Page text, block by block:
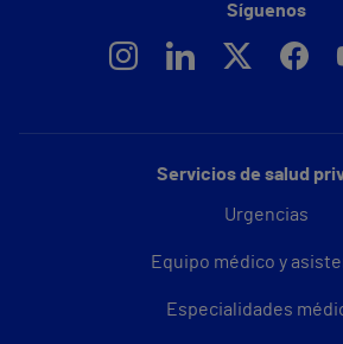
Servicios de salud
Urgencias
Equipo médico y
Especialidades
Síguenos